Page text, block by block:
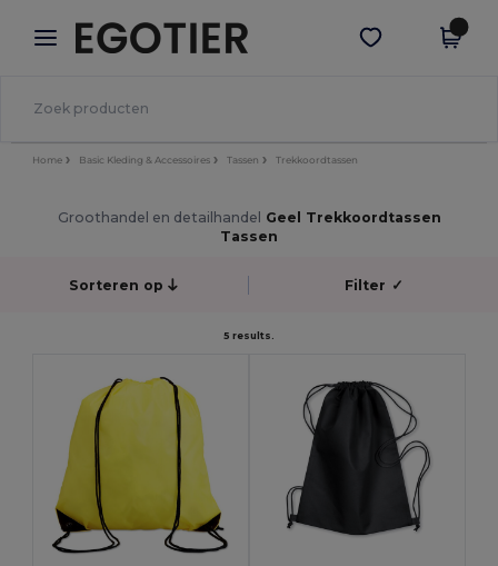
× Egotier-app
Betere prijzen in de app!
Download app
Home Basic Kleding & Accessoires Tassen Trekkoordtassen
Groothandel en detailhandel Geel Trekkoordtassen
Tassen
Sorteren op Filter ✓
5 results.